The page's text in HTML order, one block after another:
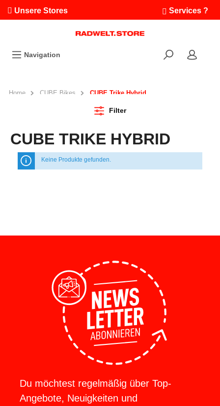
Unsere Stores Services ?
Ausfahrten
Bikefinder
Navigation
Home CUBE Bikes CUBE Trike Hybrid
Filter
CUBE TRIKE HYBRID
Keine Produkte gefunden.
Du möchtest regelmäßig über Top-
Angebote, Neuigkeiten und